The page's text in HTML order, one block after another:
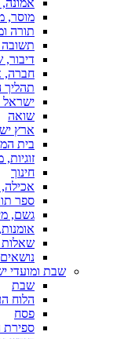
מוסר,
תורה
תשובה
חברה,
תהליך
ישראל
שואה
ארץ
בית
חינוך
ספר
גשם,
שאלות
שבת ומועדי
שבת
הלוח
פסח
ספירת